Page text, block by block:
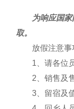
为响应国
取。
放假注意事
1、请各位
2、销售及
3、留宿及值